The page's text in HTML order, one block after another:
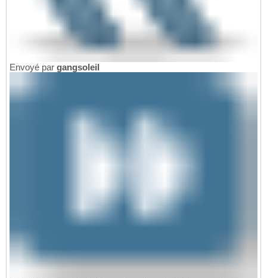
Envoyé par gangsoleil